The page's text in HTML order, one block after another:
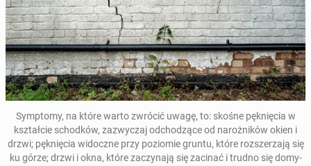
Symp­to­my, na które warto zwrócić uwagę, to: skośne pęk­nię­cia w
kształ­cie schod­ków, za­zwy­czaj od­cho­dzą­ce od na­roż­ni­ków okien i
drzwi; pęk­nię­cia wi­docz­ne przy po­zio­mie gruntu, które roz­sze­rza­ją się
ku górze; drzwi i okna, które za­czy­na­ją się zacinać i trudno się do­my­